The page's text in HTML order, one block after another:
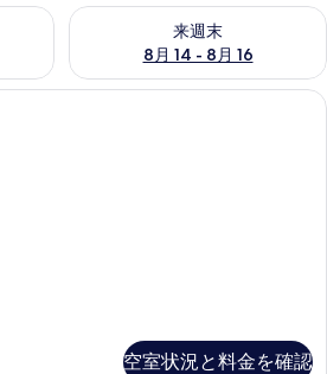
状況をチェック
来週末
8月 14 - 8月 16
来週末 8月 14 - 8月 16 の空室
Ocean Water Villa | ミニバー、セー
空室状況と料金を確認